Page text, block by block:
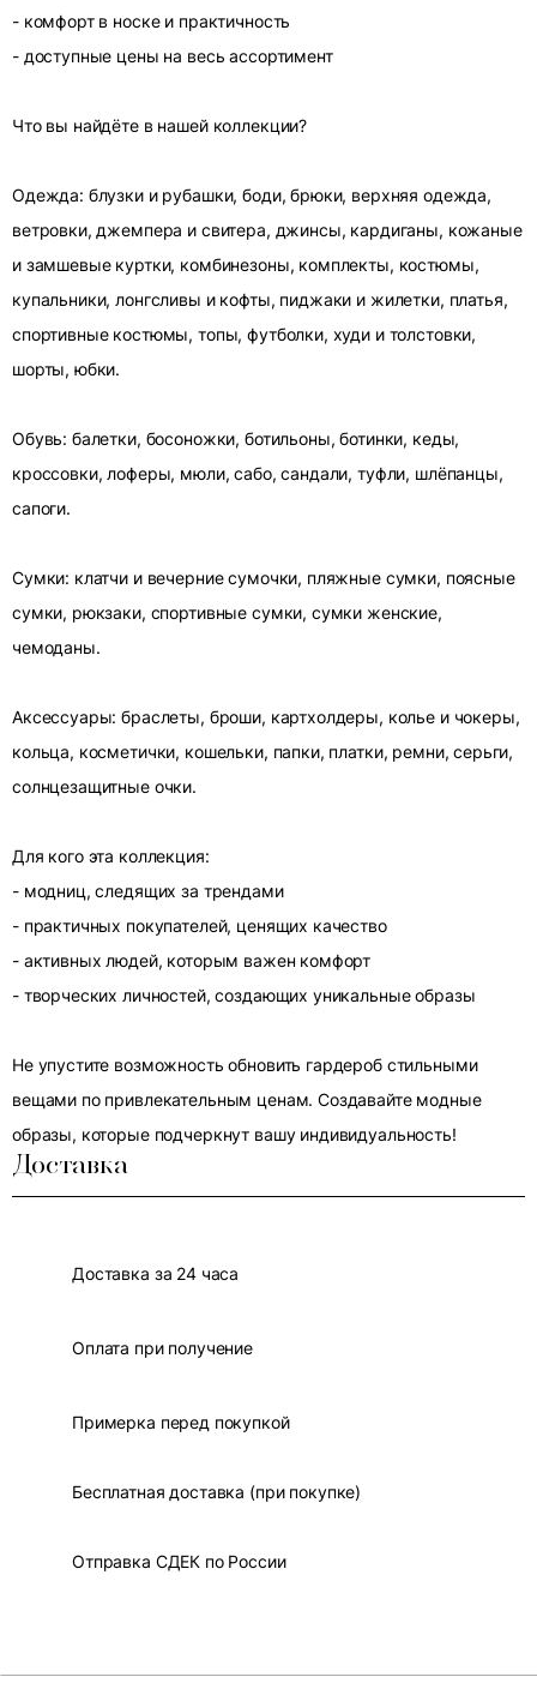
- комфорт в носке и практичность
- доступные цены на весь ассортимент
Что вы найдёте в нашей коллекции?
Одежда: блузки и рубашки, боди, брюки, верхняя одежда,
ветровки, джемпера и свитера, джинсы, кардиганы, кожаные
и замшевые куртки, комбинезоны, комплекты, костюмы,
купальники, лонгсливы и кофты, пиджаки и жилетки, платья,
спортивные костюмы, топы, футболки, худи и толстовки,
шорты, юбки.
Обувь: балетки, босоножки, ботильоны, ботинки, кеды,
кроссовки, лоферы, мюли, сабо, сандали, туфли, шлёпанцы,
сапоги.
Сумки: клатчи и вечерние сумочки, пляжные сумки, поясные
сумки, рюкзаки, спортивные сумки, сумки женские,
чемоданы.
Аксессуары: браслеты, броши, картхолдеры, колье и чокеры,
кольца, косметички, кошельки, папки, платки, ремни, серьги,
солнцезащитные очки.
Для кого эта коллекция:
- модниц, следящих за трендами
- практичных покупателей, ценящих качество
- активных людей, которым важен комфорт
- творческих личностей, создающих уникальные образы
Не упустите возможность обновить гардероб стильными
вещами по привлекательным ценам. Создавайте модные
образы, которые подчеркнут вашу индивидуальность!
Доставка
Доставка за 24 часа
Оплата при получение
Примерка перед покупкой
Бесплатная доставка (при покупке)
Отправка СДЕК по России